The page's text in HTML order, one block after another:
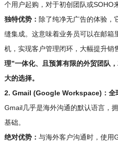
个用户起购，对于初创团队或SOHO
独特优势： 除了纯净无广告的体验，
缝集成。这意味着业务员可以在邮箱
机，实现客户管理闭环，大幅提升销
理”一体化、且预算有限的外贸团队
大的选择。
2. Gmail (Google Workspace)：全
Gmail几乎是海外沟通的默认语言，
基础。
绝对优势： 与海外客户沟通时，使用